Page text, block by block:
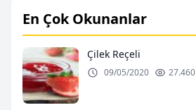
En Çok Okunanlar
Çilek Reçeli
09/05/2020 27.460